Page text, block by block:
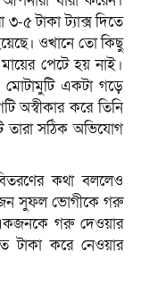
৫ টাকা ট্যাক্স দিতে
ওখানে তো কিছু
পেটে হয় নাই।
মোটামুটি একটা গড়ে
অস্বীকার করে তিনি
তারা সঠিক অভিযোগ
কথা বললেও
জন সুফল ভোগীকে গরু
গরু দেওয়ার
টাকা করে নেওয়ার